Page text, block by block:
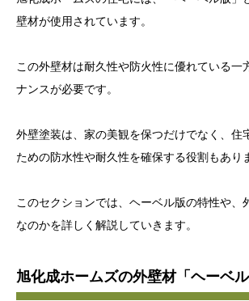
壁材が使用されています。
この外壁材は耐久性や防火性に優れている一
ナンスが必要です。
外壁塗装は、家の美観を保つだけでなく、住
ための防水性や耐久性を確保する役割もあり
このセクションでは、ヘーベル版の特性や、
なのかを詳しく解説していきます。
旭化成ホームズの外壁材「ヘーベ